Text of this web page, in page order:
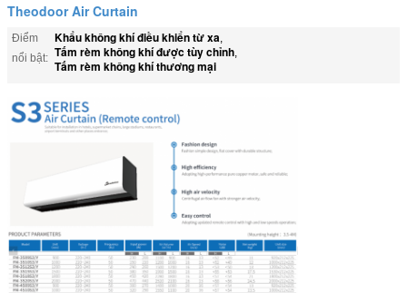
Theodoor Air Curtain
Điểm
nổi bật:
Khẩu không khí điều khiển từ xa,
Tấm rèm không khí được tùy chỉnh,
Tấm rèm không khí thương mại